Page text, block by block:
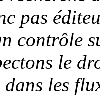
pas
contrôle
le
les